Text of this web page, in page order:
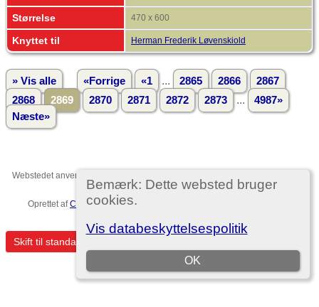
Bemærk: Dette websted bruger
cookies.
Vis databeskyttelsespolitik
OK
Størrelse 470 x 600
Knyttet til Herman Frederik Løvenskiold
» Vis alle «Forrige «1 ... 2865 2866
2867
2868
2869 2870 2871 2872 2873 ...
4987»
Næste»
Webstedet anvender
forfattet af Darrin Lythgoe © 2001-2026.
Oprettet afChristian Ditlev Reventlow
Template no. 7
Skift til standardvisning